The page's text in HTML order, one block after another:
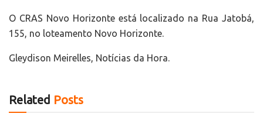
O CRAS Novo Horizonte está localizado na Rua Jatobá,
155, no loteamento Novo Horizonte.
Gleydison Meirelles, Notícias da Hora.
Related Posts